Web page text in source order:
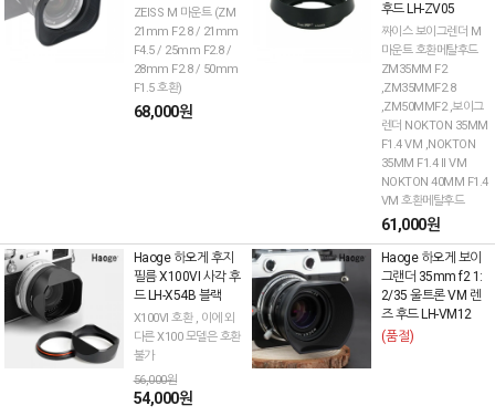
ZEISS M 마운트 (ZM
21mm F2.8 / 21mm
F4.5 / 25mm F2.8 /
28mm F2.8 / 50mm
F1.5 호환)
68,000원
후드 LH-ZV05
짜이스 보이그렌더 M
마운트 호환메탈후드
ZM35MM F2
,ZM35MMF2.8
,ZM50MMF2 ,보이그
렌더 NOKTON 35MM
F1.4 VM ,NOKTON
35MM F1.4 II VM
NOKTON 40MM F1.4
VM 호환메탈후드
61,000원
Haoge 하오게 후지
필름 X100VI 사각 후
드 LH-X54B 블랙
X100VI 호환 , 이에 외
다른 X100 모델은 호환
불가
56,000원
54,000원
Haoge 하오게 보이
그랜더 35mm f2 1:
2/35 울트론 VM 렌
즈 후드 LH-VM12
(품절)